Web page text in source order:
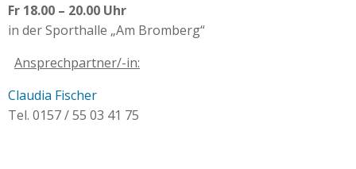
Fr 18.00 – 20.00 Uhr
in der Sporthalle „Am Bromberg“
Ansprechpartner/-in:
Claudia Fischer
Tel. 0157 / 55 03 41 75